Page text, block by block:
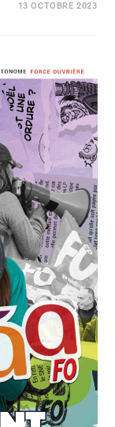
13 OCTOBRE 2023